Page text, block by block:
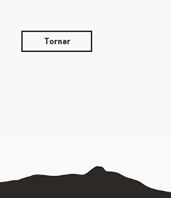
Tornar